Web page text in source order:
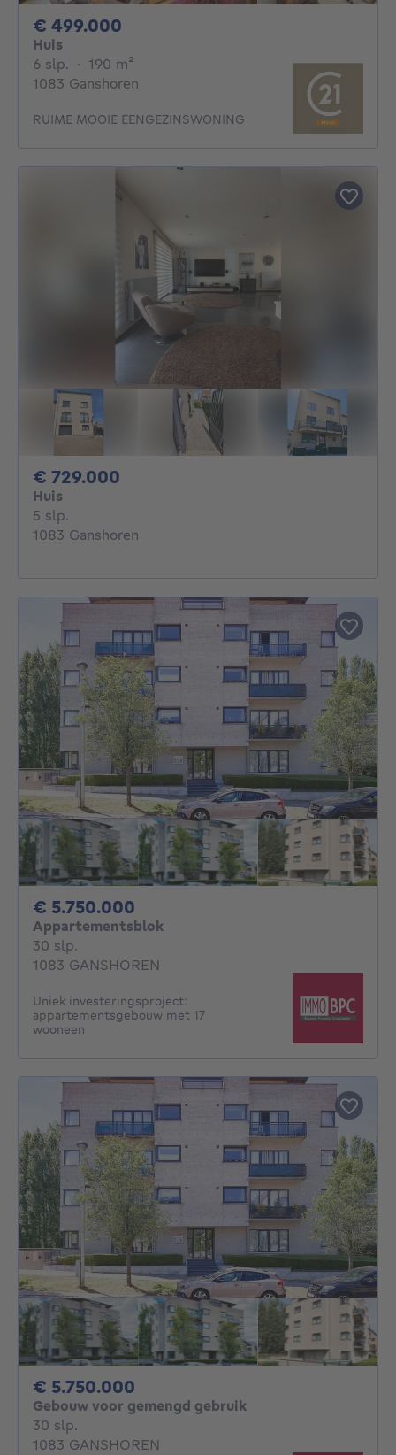
€ 499.000
Huis
6 slp. 6 slaapkamers
· 190 m²
1083 Ganshoren
RUIME MOOIE EENGEZINSWONING
€ 729.000
Huis
5 slp.
1083 Ganshoren
€ 5.750.000
Appartementsblok
30 slp.
1083 GANSHOREN
Uniek investeringsproject:
appartementsgebouw met 17
wooneen
€ 5.750.000
Gebouw voor gemengd gebruik
30 slp.
1083 GANSHOREN